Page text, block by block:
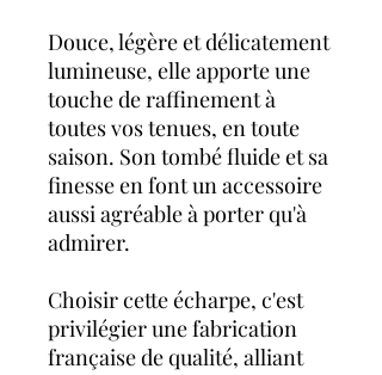
Douce, légère et délicatement
lumineuse, elle apporte une
touche de raffinement à
toutes vos tenues, en toute
saison. Son tombé fluide et sa
finesse en font un accessoire
aussi agréable à porter qu'à
admirer.
Choisir cette écharpe, c'est
privilégier une fabrication
française de qualité, alliant